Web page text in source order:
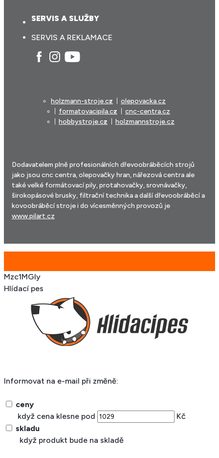
SERVIS A SLUŽBY
SERVIS A REKLAMACE
holzmann-stroje.cz
olepovacka.cz
formatovacipila.cz
cnc-centra.cz
hobbystroje.cz
holzmannstroje.cz
Dodavatelem plně profesionálních dřevoobráběcích strojů
jako jsou cnc centra, olepovačky hran, nářezová centra ale
také velké formátovací pily, protahovačky, srovnávačky,
širokopásové brusky, filtrační technika a další dřevoobráběcí a
kovoobráběcí stroje i do vícesměnných provozů je
www.pilart.cz
Mzc1MGIy
Hlídací pes
Informovat na e-mail při změně:
ceny
když cena klesne pod
Kč
skladu
když produkt bude na skladě